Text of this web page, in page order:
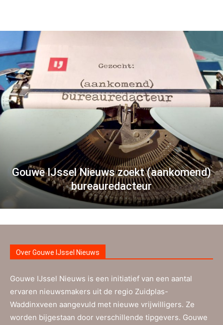
Gouwe IJssel Nieuws zoekt (aankomend)
bureauredacteur
Over Gouwe IJssel Nieuws
Gouwe IJssel Nieuws is een initiatief van een aantal
ervaren nieuwsmakers uit de regio Zuidplas-
Waddinxveen aangevuld met nieuwe vrijwilligers. Ze
worden bijgestaan door verschillende tipgevers. Gouwe